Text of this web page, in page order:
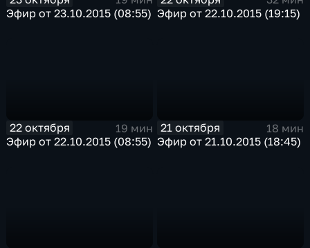
Эфир от 23.10.2015 (08:55) Эфир от 22.10.2015 (19:15)
22 октября
19 мин
Эфир от 22.10.2015 (08:55)
21 октября
18 мин
Эфир от 21.10.2015 (18:45)